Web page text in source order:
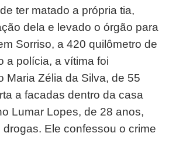
ter matado a própria tia,
dela e levado o órgão para
Sorriso, a 420 quilômetro de
a polícia, a vítima foi
Maria Zélia da Silva, de 55
a facadas dentro da casa
Lumar Lopes, de 28 anos,
Ele confessou o crime